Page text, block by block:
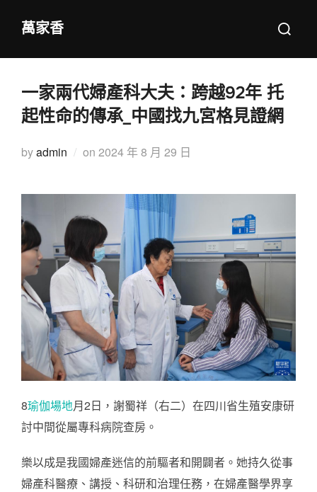
萬家香
Search
一家兩代婦產科大夫：跨越92年 托
起性命的傳承_中國找九宮格見證網
byadmin on Posted
2024 年 8 月 29 日
8瑜伽場地月2日，謝蜀祥（右二）在四川省生殖安康研
討中間從屬專科病院查房。
樂以成是我國婦產迷信的前驅者和開闢者。她持久從事
婦產科醫療、講授、科研和治理任務，在婦產醫學界享